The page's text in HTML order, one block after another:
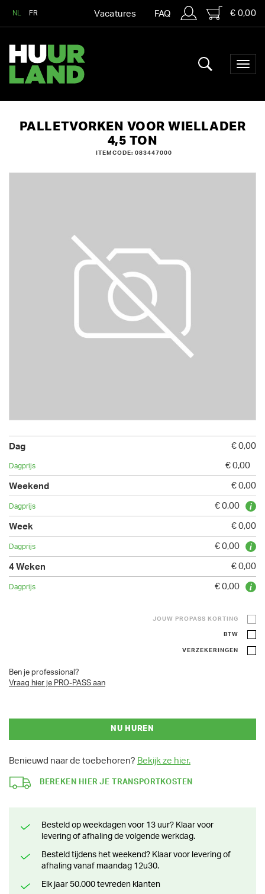
NL FR Vacatures FAQ € 0,00
PALLETVORKEN VOOR WIELLADER
4,5 TON
ITEMCODE: 083447000
€ 0,00
€ 0,00
€ 0,00
€ 0,00
€ 0,00
€ 0,00
€ 0,00
€ 0,00
JOUW PROPASS KORTING
BTW
VERZEKERINGEN
Ben je professional?
Vraag hier je PRO-PASS aan
NU HUREN
Benieuwd naar de toebehoren? Bekijk ze hier.
BEREKEN HIER JE TRANSPORTKOSTEN
Besteld op weekdagen voor 13 uur? Klaar voor
levering of afhaling de volgende werkdag.
Besteld tijdens het weekend? Klaar voor levering of
afhaling vanaf maandag 12u30.
Elk jaar 50.000 tevreden klanten